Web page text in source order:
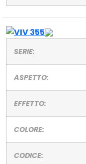
SERIE:
ASPETTO:
EFFETTO:
COLORE:
CODICE: